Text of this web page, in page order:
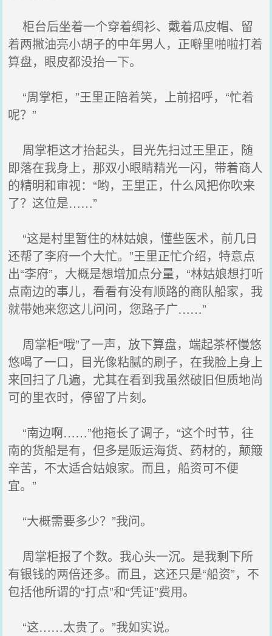
柜台后坐着一个穿着绸衫、戴着瓜皮帽、留
着两撇油亮小胡子的中年男人，正噼里啪啦打着
算盘，眼皮都没抬一下。
“周掌柜，”王里正陪着笑，上前招呼，“忙着
呢？”
周掌柜这才抬起头，目光先扫过王里正，随
即落在我身上，那双小眼睛精光一闪，带着商人
的精明和审视：“哟，王里正，什么风把你吹来
了？这位是……”
“这是村里暂住的林姑娘，懂些医术，前几日
还帮了李府一个大忙。”王里正忙介绍，特意点
出“李府”，大概是想增加点分量，“林姑娘想打听
点南边的事儿，看看有没有顺路的商队船家，我
就带她来您这儿问问，您路子广……”
周掌柜“哦”了一声，放下算盘，端起茶杯慢悠
悠喝了一口，目光像粘腻的刷子，在我脸上身上
来回扫了几遍，尤其在看到我虽然破旧但质地尚
可的里衣时，停留了片刻。
“南边啊……”他拖长了调子，“这个时节，往
南的货船是有，但多是贩运海货、药材的，颠簸
辛苦，不太适合姑娘家。而且，船资可不便
宜。”
“大概需要多少？”我问。
周掌柜报了个数。我心头一沉。是我剩下所
有银钱的两倍还多。而且，这还只是“船资”，不
包括他所谓的“打点”和“凭证”费用。
“这……太贵了。”我如实说。